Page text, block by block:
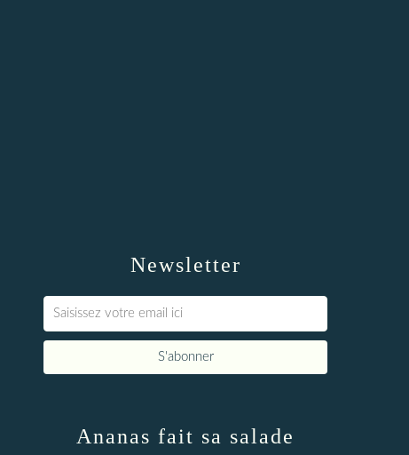
Newsletter
Ananas fait sa salade